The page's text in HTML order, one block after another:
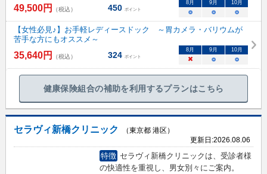
49,500円 （税込） 450 ポイント
8月 9月 10月
○ ○ ○
【女性必見♪】お手軽レディースドック ～胃カメラ・バリウムが
苦手な方にもオススメ～
35,640円 （税込） 324 ポイント
8月 9月 10月
× ○ ○
健康保険組合の補助を利用するプランはこちら
セラヴィ新橋クリニック
（東京都 港区）
更新日:2026.08.06
特徴 セラヴィ新橋クリニックは、受診者様
の快適性を重視し、男女別々にご案内。